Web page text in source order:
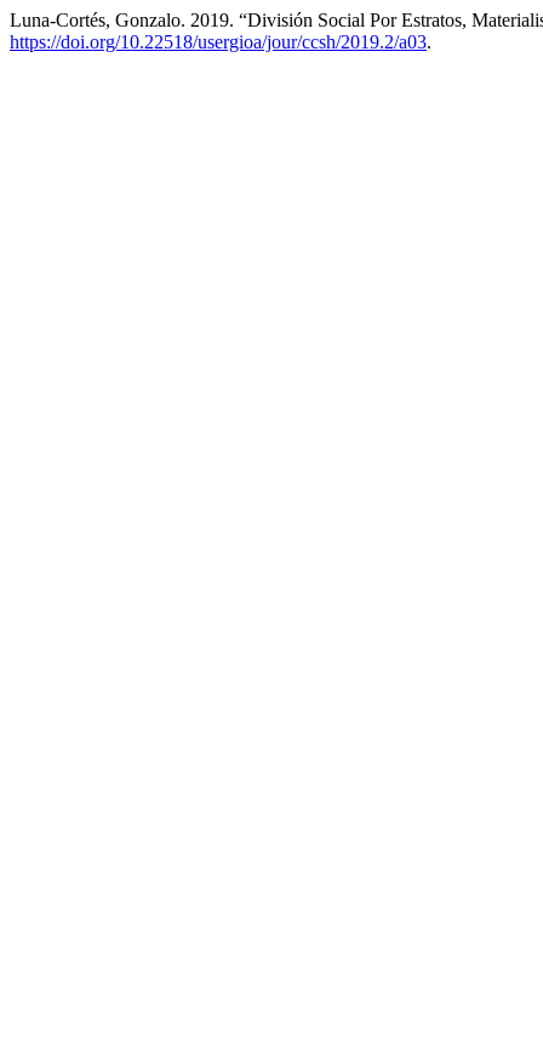
Luna-Cortés, Gonzalo. 2019. “División Social Por Estratos,
https://doi.org/10.22518/usergioa/jour/ccsh/2019.2/a03.